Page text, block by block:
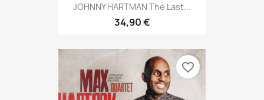
JOHNNY HARTMAN The Last...
34,90 €
favorite_border